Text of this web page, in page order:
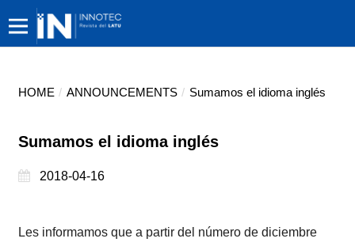
HOME / ANNOUNCEMENTS / Sumamos el idioma inglés
Sumamos el idioma inglés
2018-04-16
Les informamos que a partir del número de diciembre